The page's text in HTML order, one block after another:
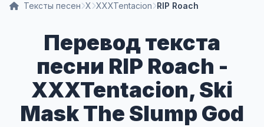
Тексты песен X XXXTentacion RIP Roach
Перевод текста
песни RIP Roach -
XXXTentacion, Ski
Mask The Slump God